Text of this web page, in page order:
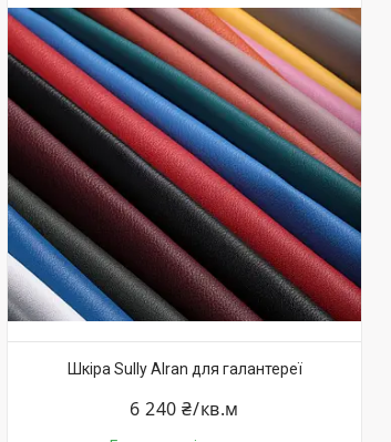
Шкіра Sully Alran для галантереї
6 240 ₴/кв.м